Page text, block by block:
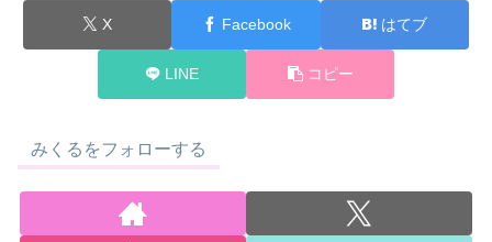
X Facebook はてブ
LINE コピー
みくるをフォローする